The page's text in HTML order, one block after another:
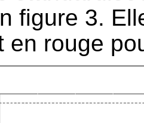
figure 3.
en rouge